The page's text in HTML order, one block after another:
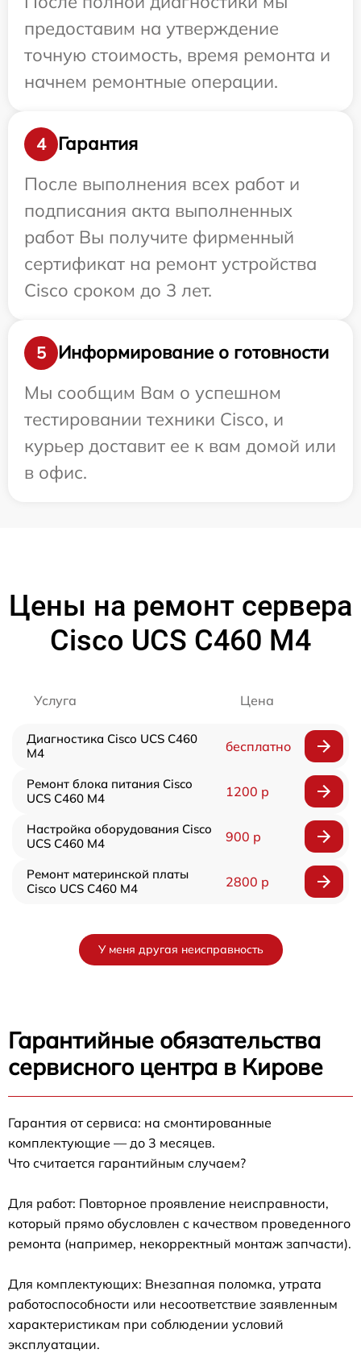
предоставим на утверждение
точную стоимость, время ремонта и
начнем ремонтные операции.
4
Гарантия
После выполнения всех работ и
подписания акта выполненных
работ Вы получите фирменный
сертификат на ремонт устройства
Cisco сроком до 3 лет.
5
Информирование о готовности
Мы сообщим Вам о успешном
тестировании техники Cisco, и
курьер доставит ее к вам домой или
в офис.
Цены на ремонт сервера
Cisco UCS C460 M4
Услуга Цена
Диагностика Cisco UCS C460
M4
бесплатно
Ремонт блока питания Cisco
UCS C460 M4
1200 р
Настройка оборудования Cisco
UCS C460 M4
900 р
Ремонт материнской платы
Cisco UCS C460 M4
2800 р
У меня другая неисправность
Гарантийные обязательства
сервисного центра в Кирове
Гарантия от сервиса: на смонтированные
комплектующие — до 3 месяцев.
Что считается гарантийным случаем?
Для работ: Повторное проявление неисправности,
который прямо обусловлен с качеством проведенного
ремонта (например, некорректный монтаж запчасти).
Для комплектующих: Внезапная поломка, утрата
работоспособности или несоответствие заявленным
характеристикам при соблюдении условий
эксплуатации.